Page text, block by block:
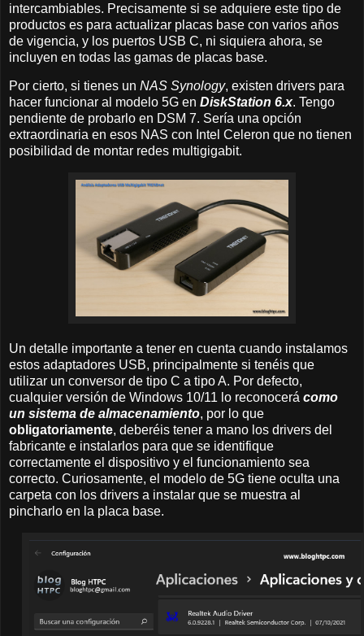
intercambiables. Precisamente si se adquiere este tipo de
productos es para actualizar placas base con varios años
de vigencia, y los puertos USB C, ni siquiera ahora, se
incluyen en todas las gamas de placas base.
Por cierto, si tienes un NAS Synology, existen drivers para
hacer funcionar al modelo 5G en DiskStation 6.x. Tengo
pendiente de probarlo en DSM 7. Sería una opción
extraordinaria en esos NAS con Intel Celeron que no tienen
posibilidad de montar redes multigigabit.
Un detalle importante a tener en cuenta cuando instalamos
estos adaptadores USB, principalmente si tenéis que
utilizar un conversor de tipo C a tipo A. Por defecto,
cualquier versión de Windows 10/11 lo reconocerá como
un sistema de almacenamiento, por lo que
obligatoriamente, deberéis tener a mano los drivers del
fabricante e instalarlos para que se identifique
correctamente el dispositivo y el funcionamiento sea
correcto. Curiosamente, el modelo de 5G tiene oculta una
carpeta con los drivers a instalar que se muestra al
pincharlo en la placa base.